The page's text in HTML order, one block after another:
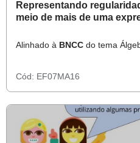
Representando
meio de mais de uma
Alinhado à BNCC do tema
Cód: EF07MA16